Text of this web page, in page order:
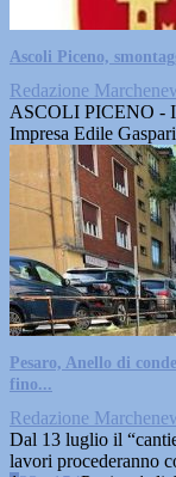
Ascoli Piceno,
Redazione
ASCOLI PICENO -
Impresa Edile
Pesaro, Anello di
fino...
Redazione
Dal 13 luglio il
lavori procederanno